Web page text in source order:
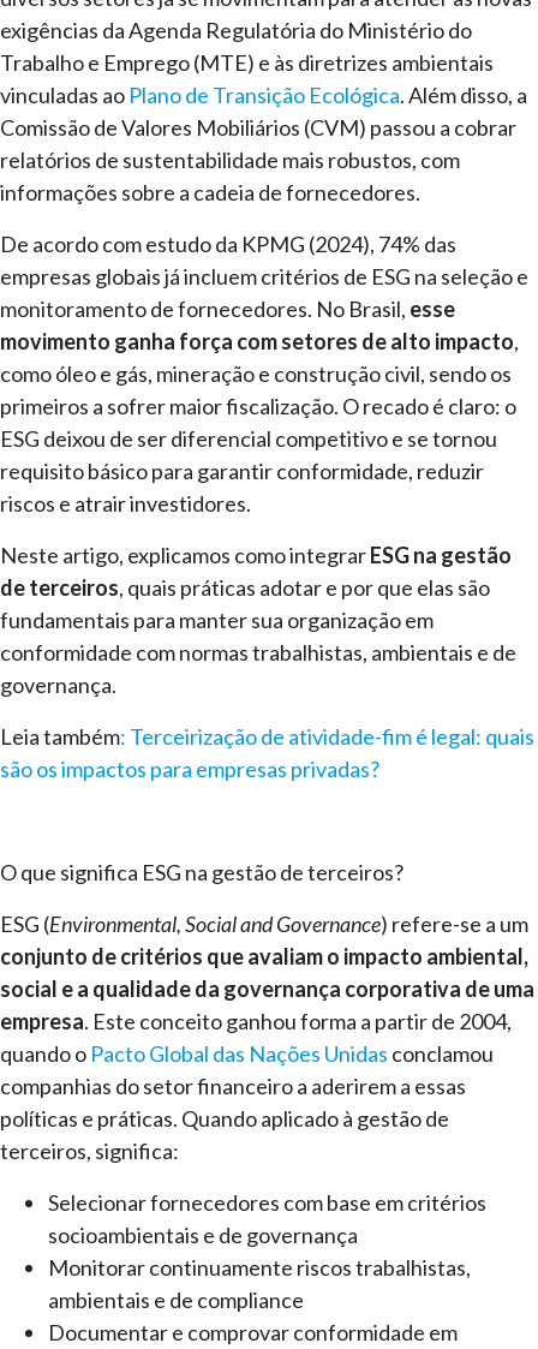
exigências da Agenda Regulatória do Ministério do
Trabalho e Emprego (MTE) e às diretrizes ambientais
vinculadas ao Plano de Transição Ecológica. Além disso, a
Comissão de Valores Mobiliários (CVM) passou a cobrar
relatórios de sustentabilidade mais robustos, com
informações sobre a cadeia de fornecedores.
De acordo com estudo da KPMG (2024), 74% das
empresas globais já incluem critérios de ESG na seleção e
monitoramento de fornecedores. No Brasil, esse
movimento ganha força com setores de alto impacto,
como óleo e gás, mineração e construção civil, sendo os
primeiros a sofrer maior fiscalização. O recado é claro: o
ESG deixou de ser diferencial competitivo e se tornou
requisito básico para garantir conformidade, reduzir
riscos e atrair investidores.
Neste artigo, explicamos como integrarESG na gestão
de terceiros, quais práticas adotar e por que elas são
fundamentais para manter sua organização em
conformidade com normas trabalhistas, ambientais e de
governança.
Leia também: Terceirização de atividade-fim é legal: quais
são os impactos para empresas privadas?
O que significa ESG na gestão de terceiros?
ESG (Environmental, Social and Governance) refere-se a um
conjunto de critérios que avaliam o impacto ambiental,
social e a qualidade da governança corporativa de uma
empresa. Este conceito ganhou forma a partir de 2004,
quando o Pacto Global das Nações Unidas conclamou
companhias do setor financeiro a aderirem a essas
políticas e práticas. Quando aplicado à gestão de
terceiros, significa:
Selecionar fornecedores com base em critérios
socioambientais e de governança
Monitorar continuamente riscos trabalhistas,
ambientais e de compliance
Documentar e comprovar conformidade em